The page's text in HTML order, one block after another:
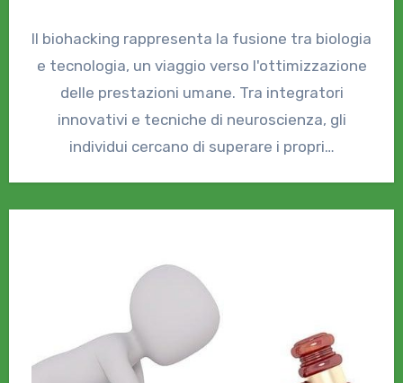
Il biohacking rappresenta la fusione tra biologia
e tecnologia, un viaggio verso l'ottimizzazione
delle prestazioni umane. Tra integratori
innovativi e tecniche di neuroscienza, gli
individui cercano di superare i propri…